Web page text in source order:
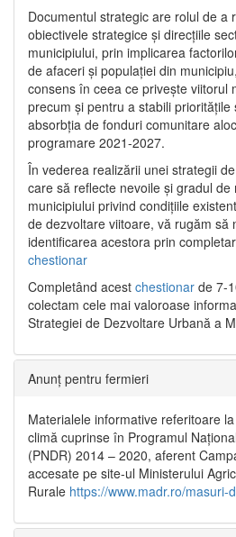
Documentul strategic are rolul de a
obiectivele strategice și direcțiile
municipiului, prin implicarea
de afaceri și populației din
consens în ceea ce privește viitorul
precum și pentru a stabili prioritățile
absorbția de fonduri comunitare
programare 2021-2027.
În vederea realizării unei strategii
care să reflecte nevoile și gradul
municipiului privind condițiile
de dezvoltare viitoare, vă rugăm să
identificarea acestora prin
chestionar
Completând acest chestionar de 7-
colectam cele mai valoroase
Strategiei de Dezvoltare Urbană a
Anunț pentru fermieri
Materialele informative referitoare
climă cuprinse în Programul
(PNDR) 2014 – 2020, aferent
accesate pe site-ul Ministerului
Rurale https://www.madr.ro/masuri-